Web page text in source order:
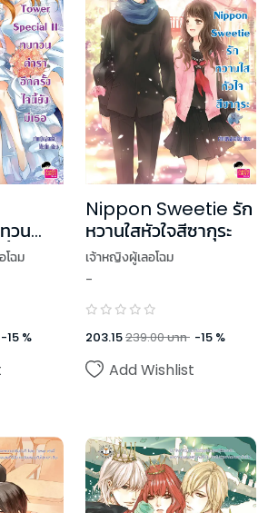
วน
ยังมี
โฉม
-15 %
Nippon Sweetie รัก
หวานใสหัวใจสีซากุระ
เจ้าหญิงผู้เลอโฉม
-
203.15239.00บาท -15 %
Add Wishlist